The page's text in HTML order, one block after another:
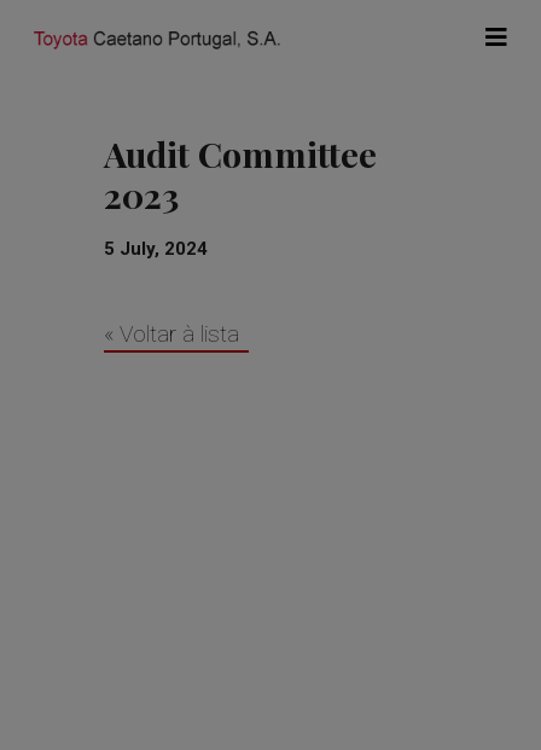
Audit Committee
2023
5 July, 2024
« Voltar à lista